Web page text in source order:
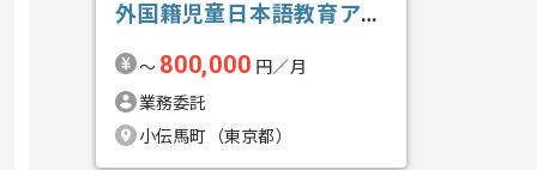
外国籍児童日本語教育アプ
〜 800,000 円／月
業務委託
小伝馬町（東京都）